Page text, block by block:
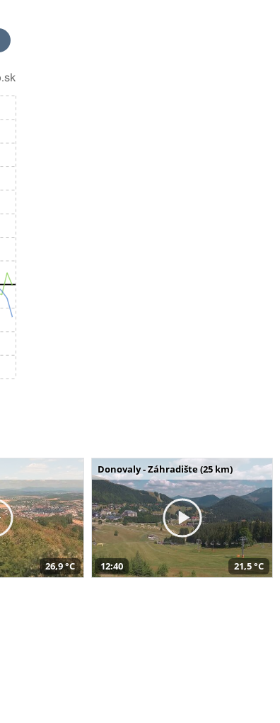
26,9 °C
Donovaly - Záhradište (25 km)
12:40 21,5 °C